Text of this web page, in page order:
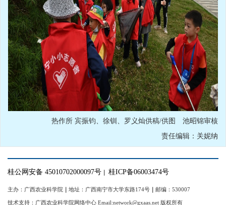
热作所 宾振钧、徐钏、罗义灿供稿/供图 池昭锦审核
责任编辑：关妮纳
桂公网安备 45010702000097号 ｜ 桂ICP备06003474号
主办：广西农业科学院 ｜ 地址：广西南宁市大学东路174号 ｜ 邮编：530007
技术支持：广西农业科学院网络中心 Email:network@gxaas.net 版权所有